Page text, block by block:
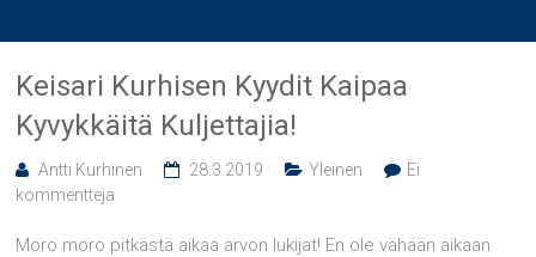
Keisari Kurhisen Kyydit Kaipaa
Kyvykkäitä Kuljettajia!
Antti Kurhinen 28.3.2019 Yleinen
Ei
kommentteja
Moro moro pitkästä aikaa arvon lukijat! En ole vähään aikaan